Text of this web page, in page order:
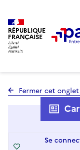
RÉPUBLIQUE
FRANÇAISE
Fermer cet
Se